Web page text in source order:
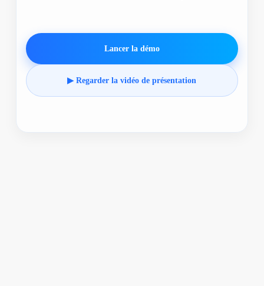
Lancer la démo
▶ Regarder la vidéo de présentation